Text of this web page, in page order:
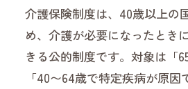
介護保険制度は、40歳以上の
め、介護が必要になったとき
きる公的制度です。対象は「
「40〜64歳で特定疾病が原